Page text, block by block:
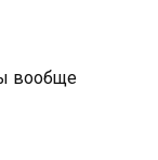
вообще